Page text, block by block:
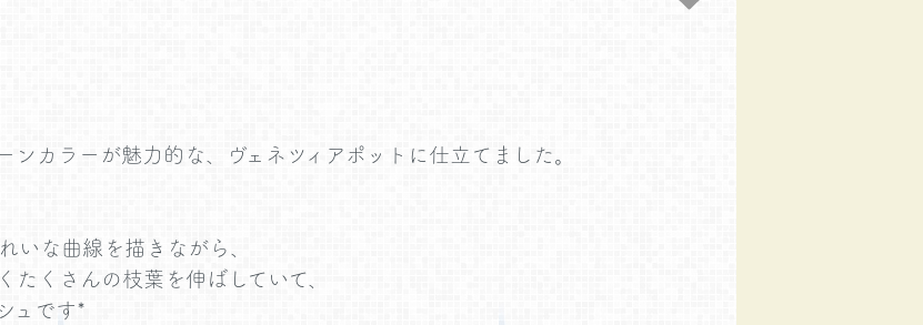
カラーが魅力的な、ヴェネツィアポットに仕立てました。
な曲線を描きながら、
くさんの枝葉を伸ばしていて、
ュです*